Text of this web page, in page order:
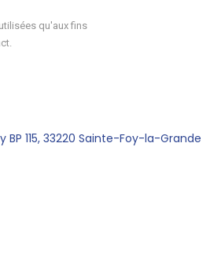
qu'aux fins
BP 115, 33220 Sainte-Foy-la-Grande